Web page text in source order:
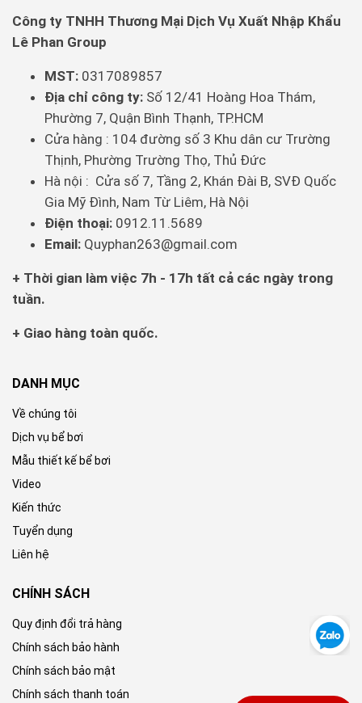
Công ty TNHH Thương Mại Dịch Vụ Xuất Nhập Khẩu
Lê Phan Group
MST: 0317089857
Địa chỉ công ty: Số 12/41 Hoàng Hoa Thám,
Phường 7, Quận Bình Thạnh, TP.HCM
Cửa hàng : 104 đường số 3 Khu dân cư Trường
Thịnh, Phường Trường Thọ, Thủ Đức
Hà nội : Cửa số 7, Tầng 2, Khán Đài B, SVĐ Quốc
Gia Mỹ Đình, Nam Từ Liêm, Hà Nội
Điện thoại: 0912.11.5689
Email: Quyphan263@gmail.com
+ Thời gian làm việc 7h - 17h tất cả các ngày trong
tuần.
+ Giao hàng toàn quốc.
DANH MỤC
Về chúng tôi
Dịch vụ bể bơi
Mẫu thiết kế bể bơi
Video
Kiến thức
Tuyển dụng
Liên hệ
CHÍNH SÁCH
Quy định đổi trả hàng
Chính sách bảo hành
Chính sách bảo mật
Chính sách thanh toán